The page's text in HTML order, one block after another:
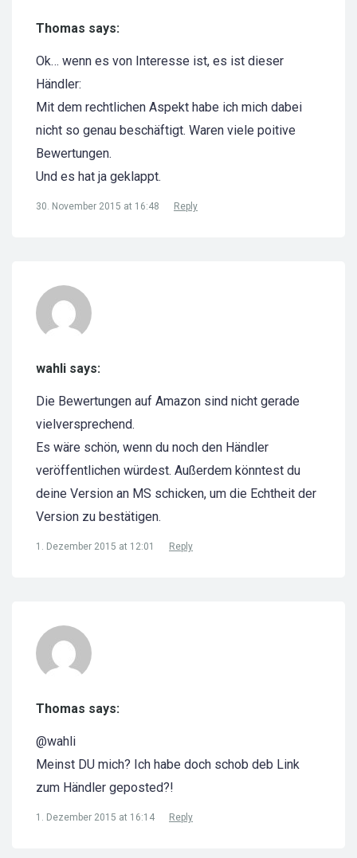
Thomas says:
Ok… wenn es von Interesse ist, es ist dieser
Händler:
Mit dem rechtlichen Aspekt habe ich mich dabei
nicht so genau beschäftigt. Waren viele poitive
Bewertungen.
Und es hat ja geklappt.
30. November 2015 at 16:48 Reply
wahli says:
Die Bewertungen auf Amazon sind nicht gerade
vielversprechend.
Es wäre schön, wenn du noch den Händler
veröffentlichen würdest. Außerdem könntest du
deine Version an MS schicken, um die Echtheit der
Version zu bestätigen.
1. Dezember 2015 at 12:01 Reply
Thomas says:
@wahli
Meinst DU mich? Ich habe doch schob deb Link
zum Händler geposted?!
1. Dezember 2015 at 16:14 Reply